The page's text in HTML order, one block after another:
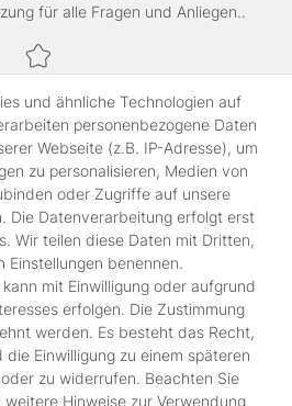
für alle Fragen und Anliegen..
für maximale Sicherheit.
Shop
Kontakt
Impressum
AGB
widerrufen
und ähnliche Technologien auf
personenbezogene Daten
Webseite (z.B. IP-Adresse), um
zu personalisieren, Medien von
oder Zugriffe auf unsere
Die Datenverarbeitung erfolgt erst
Wir teilen diese Daten mit Dritten,
Einstellungen benennen.
mit Einwilligung oder aufgrund
erfolgen. Die Zustimmung
werden. Es besteht das Recht,
Einwilligung zu einem späteren
zu widerrufen. Beachten Sie
weitere Hinweise zur Verwendung